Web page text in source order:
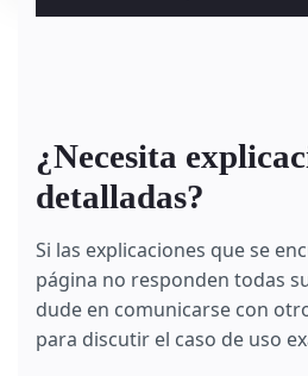
¿Necesita
detalladas?
Si las explicaciones que se
página no responden todas
dude en comunicarse con
para discutir el caso de uso